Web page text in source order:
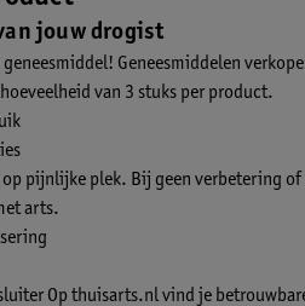
jouw drogist
geneesmiddel! Geneesmiddelen
van 3 stuks per product.
pijnlijke plek. Bij geen verbetering
arts.
Op thuisarts.nl vind je